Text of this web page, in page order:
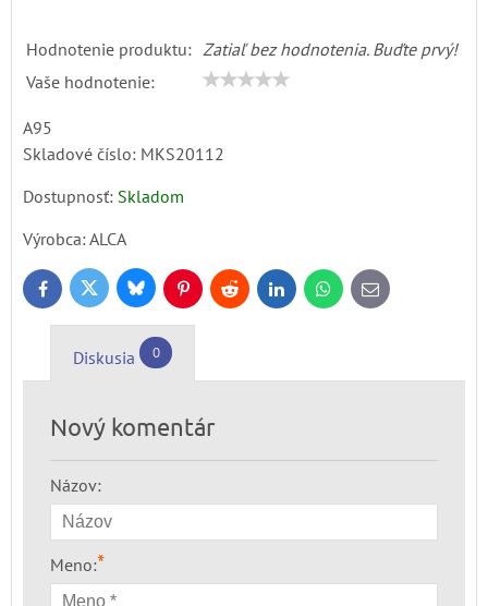
Hodnotenie produktu: Zatiaľ bez hodnotenia. Buďte prvý!
Vaše hodnotenie:
A95
Skladové číslo: MKS20112
Dostupnosť: Skladom
Výrobca:ALCA
FacebookTwitter BlueskyPinterestReddit LinkedInWhatsApp
E-
mail
Diskusia 0
Nový komentár
Názov:
Meno:*